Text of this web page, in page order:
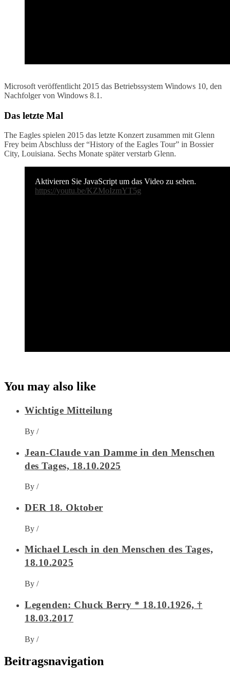
Microsoft veröffentlicht 2015 das Betriebssystem Windows 10, den
Nachfolger von Windows 8.1.
Das letzte Mal
The Eagles spielen 2015 das letzte Konzert zusammen mit Glenn
Frey beim Abschluss der “History of the Eagles Tour” in Bossier
City, Louisiana. Sechs Monate später verstarb Glenn.
Aktivieren Sie JavaScript um das Video zu sehen.
https://youtu.be/KZMoIzmYT5g
You may also like
Wichtige Mitteilung
By /
Jean-Claude van Damme in den Menschen
des Tages, 18.10.2025
By /
DER 18. Oktober
By /
Michael Lesch in den Menschen des Tages,
18.10.2025
By /
Legenden: Chuck Berry * 18.10.1926, †
18.03.2017
By /
Beitragsnavigation